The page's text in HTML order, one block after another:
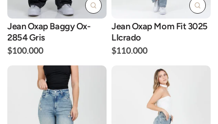
Jean Oxap Baggy Ox-
2854 Gris
$100.000
Jean Oxap Mom Fit 3025
LIcrado
$110.000